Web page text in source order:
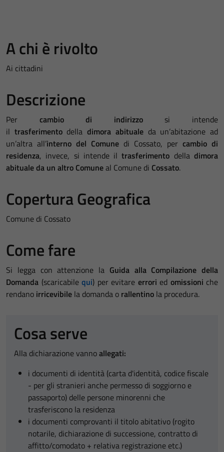
A chi è rivolto
Ai cittadini
Descrizione
Per cambio di indirizzosi intende
il trasferimentodelladimora abitualeda un’abitazione ad
un’altra all’interno del Comune di Cossato, per cambio di
residenza, invece, si intende iltrasferimento delladimora
abitualeda un altro Comuneal Comune di Cossato.
Copertura Geografica
Comune di Cossato
Come fare
Si legga con attenzione la Guida alla Compilazione della
Domanda (scaricabile qui) per evitare errori ed omissioni che
rendano irricevibile la domanda o rallentino la procedura.
Cosa serve
Alla dichiarazione vannoallegati:
i documenti di identità (carta d'identità, codice fiscale
- per gli stranieri anche permesso di soggiorno e
passaporto) delle persone minorenni che
trasferiscono la residenza
i documenti comprovanti il titolo abitativo (rogito
notarile, dichiarazione di successione, contratto di
affitto/comodato + relativa registrazione etc.)